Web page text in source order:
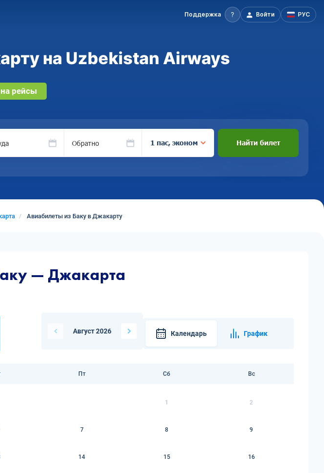
Поддержка Войти РУС
на Uzbekistan Airways
рейсы
Обратно 1 пас, эконом Найти билет
Авиабилеты из Баку в Джакарту
— Джакарта
Август 2026 Календарь График
Пт Сб Вс
1 2
7 8 9
14 15 16